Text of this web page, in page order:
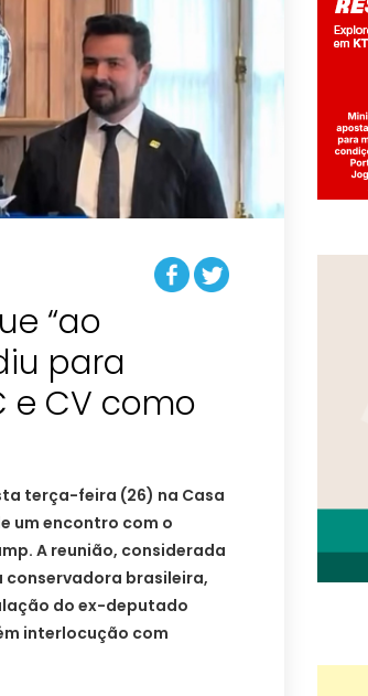
“ao
para
e CV como
terça-feira (26) na Casa
um encontro com o
A reunião, considerada
conservadora brasileira,
do ex-deputado
interlocução com